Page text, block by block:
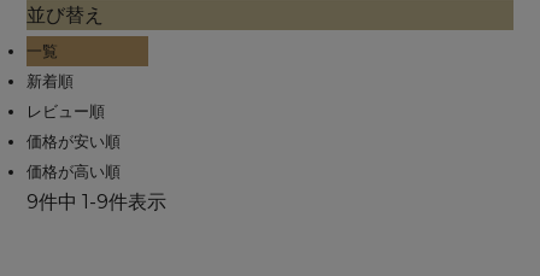
並び替え
一覧
新着順
レビュー順
価格が安い順
価格が高い順
9件中 1-9件表示